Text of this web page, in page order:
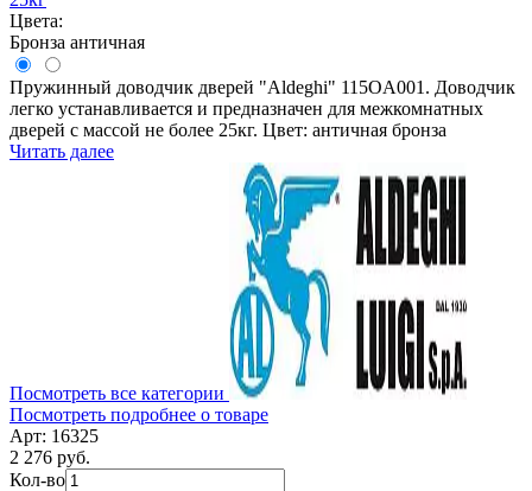
Цвета:
Бронза античная
Пружинный доводчик дверей "Aldeghi" 115OA001. Доводчик
легко устанавливается и предназначен для межкомнатных
дверей с массой не более 25кг. Цвет: античная бронза
Читать далее
Посмотреть все категории
Посмотреть подробнее о товаре
Арт: 16325
2 276 руб.
Кол-во